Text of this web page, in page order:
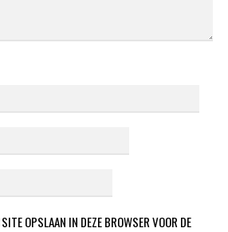
OPSLAAN IN DEZE BROWSER VOOR DE